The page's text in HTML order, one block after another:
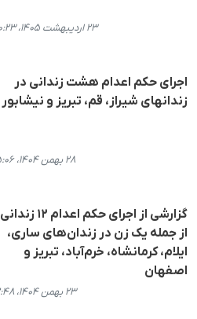
۲۳ اردیبهشت ۱۴۰۵، ۲۰:۲۳
اجرای حکم اعدام هشت زندانی در
زندانهای شیراز، قم، تبریز و نیشابور
۲۸ بهمن ۱۴۰۴، ۱۵:۰۶
گزارشی از اجرای حکم اعدام ١٢ زندانی
از جملە یک زن در زندان‌های ساری،
ایلام، کرمانشاه، خرم‌آباد، تبریز و
اصفهان
۲۳ بهمن ۱۴۰۴، ۱۲:۴۸